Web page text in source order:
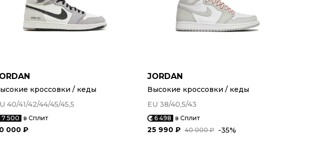
кроссовки / кеды
40/41/42/44/45/45,5
7 500 в Сплит
000 ₽
JORDAN
Высокие кроссовки / кеды
EU 38/40,5/43
6 498 в Сплит
40 000 ₽
25 990 ₽ -35%